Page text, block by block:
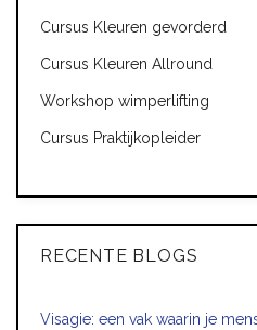
Cursus Kleuren gevorderd
Cursus Kleuren Allround
Workshop wimperlifting
Cursus Praktijkopleider
RECENTE BLOGS
Visagie: een vak waarin je